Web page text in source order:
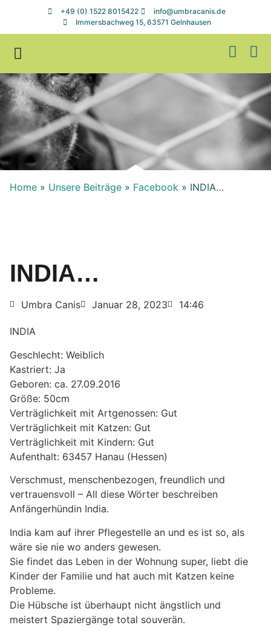
+49 (0) 1522 8015422
info@umbracanis.de
Immersbachweg 15, 63571 Gelnhausen
Home » Unsere Beiträge » Facebook » INDIA…
INDIA…
Umbra Canis Januar 28, 2023 14:46
INDIA
Geschlecht: Weiblich
Kastriert: Ja
Geboren: ca. 27.09.2016
Größe: 50cm
Verträglichkeit mit Artgenossen: Gut
Verträglichkeit mit Katzen: Gut
Verträglichkeit mit Kindern: Gut
Aufenthalt: 63457 Hanau (Hessen)
Verschmust, menschenbezogen, freundlich und
vertrauensvoll – All diese Wörter beschreiben
Anfängerhündin India.
India kam auf ihrer Pflegestelle an und es ist so, als
wäre sie nie wo anders gewesen.
Sie findet das Leben in der Wohnung super, liebt die
Kinder der Familie und hat auch mit Katzen keine
Probleme.
Die Hübsche ist überhaupt nicht ängstlich und
meistert Spaziergänge total souverän.